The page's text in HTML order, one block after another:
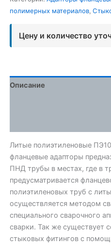
полимерных материалов,
Цену и количество
Описание
Литые полиэтиленовые
фланцевые адапторы
ПНД трубы в местах, где в
предусматривается
полиэтиленовых труб с
осуществляется методом
специального сварочного
сварки. Так же существует
стыковых фитингов с